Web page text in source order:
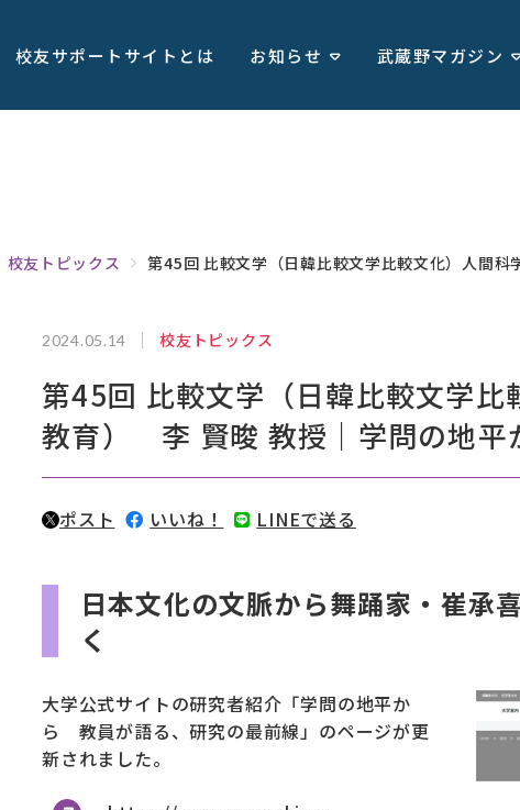
校友サポートサイトとは お知らせ 武蔵野マガジン
校友トピックス 第45回 比較文学（日韓比較文学比較文化）人間
2024.05.14 校友トピックス
第45回 比較文学（日韓比較文学
教育） 李 賢晙 教授｜学問の地平
ポスト いいね！ LINEで送る
日本文化の文脈から舞踊家・崔承
く
大学公式サイトの研究者紹介「学問の地平か
ら 教員が語る、研究の最前線」のページが更
新されました。